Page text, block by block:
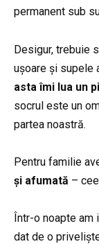
permanent sub
Desigur, trebuie
ușoare și supele
asta îmi lua un
socrul este un
partea noastră.
Pentru familie
și afumată –
Într-o noapte am
dat de o